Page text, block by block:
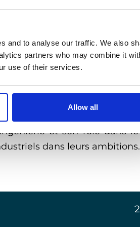
and to analyse our traffic. We also
partners who may combine it
use of their services.
Allow all
volonté de contribuer
et de son
stratégique et d’y
de performance et
et son rôle dans
dans leurs ambitions.